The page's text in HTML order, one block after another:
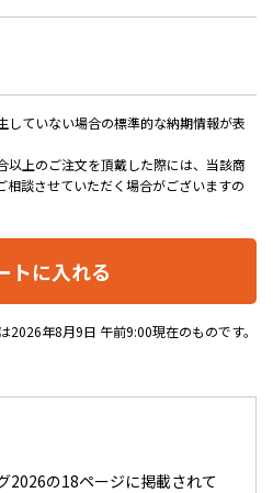
ていない場合の標準的な納期情報が表
上のご注文を頂戴した際には、当該商
談させていただく場合がございますの
トに入れる
2026年8月9日 午前9:00現在のものです。
2026の18ページに掲載されて